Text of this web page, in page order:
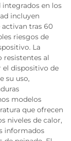
integrados en los
incluyen
tras 60
riesgos de
La
resistentes al
dispositivo de
su uso,
modelos
que ofrecen
niveles de calor,
informados